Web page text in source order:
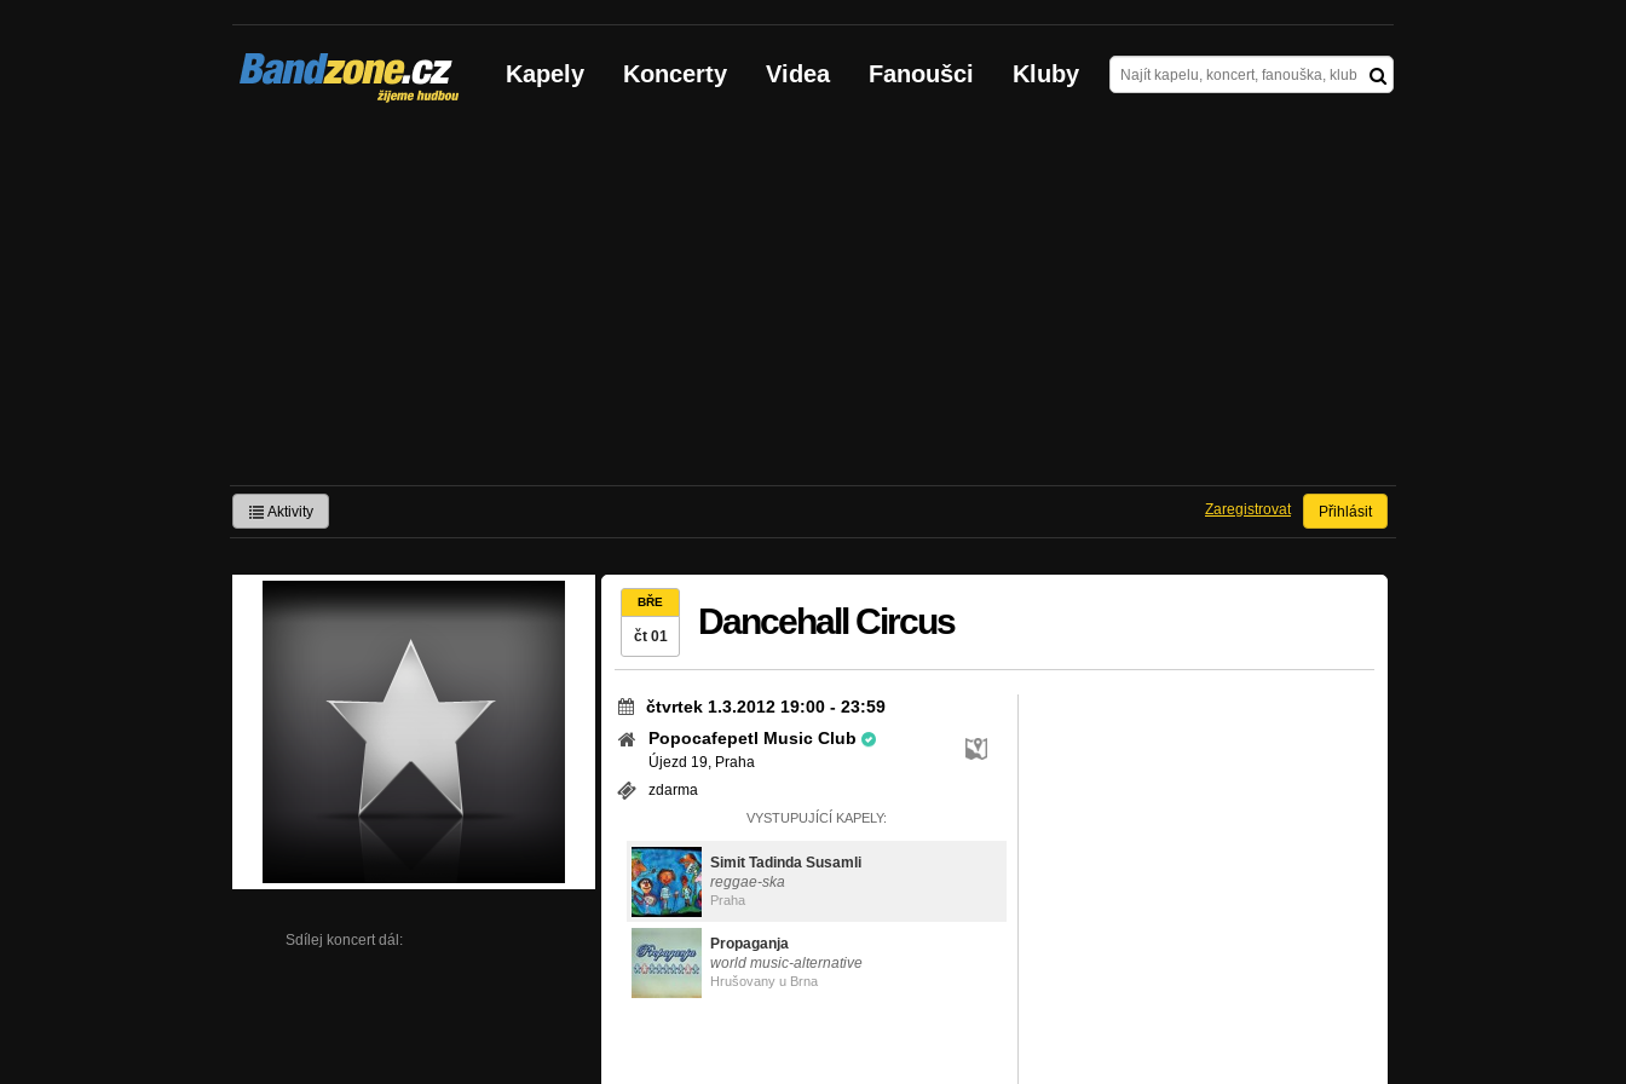
Bandzone.cz
žijeme hudbou Kapely Koncerty Videa Fanoušci Kluby
Aktivity Přihlásit
Zaregistrovat
Sdílej koncert dál:
BŘE
čt 01 Dancehall Circus
čtvrtek 1.3.2012 19:00 - 23:59
Popocafepetl Music Club
Újezd 19, Praha
zdarma
VYSTUPUJÍCÍ KAPELY:
Simit Tadinda Susamli
reggae-ska
Praha
Propaganja
world music-alternative
Hrušovany u Brna